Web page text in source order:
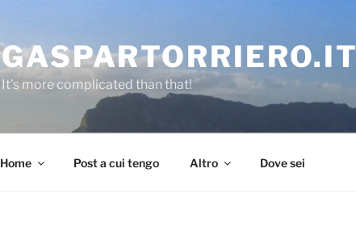
GASPARTORRIERO.IT
It's more complicated than that!
Home Post a cui tengo Altro Dove sei